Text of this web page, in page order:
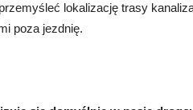
lokalizację trasy
poza jezdnię.